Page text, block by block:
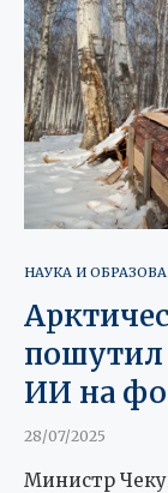
НАУКА И
пошутил
ИИ на
28/07/2025
Министр